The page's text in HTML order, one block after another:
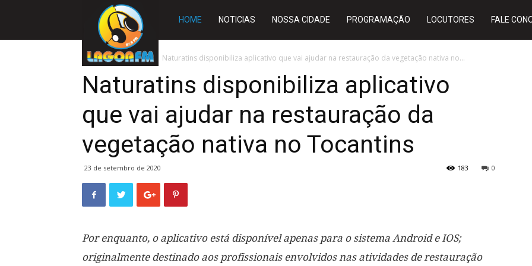
Rádio
Lagoa
FM
HOME NOTICIAS NOSSA CIDADE PROGRAMAÇÃO LOCUTORES FALE
Início TOCANTINS Naturatins disponibiliza aplicativo que vai ajudar na restauração da vegetação nativa no...
Naturatins disponibiliza aplicativo
que vai ajudar na restauração da
vegetação nativa no Tocantins
23 de setembro de 2020 0
183
Por enquanto, o aplicativo está disponível apenas para o sistema Android e IOS;
originalmente destinado aos profissionais envolvidos nas atividades de restauração